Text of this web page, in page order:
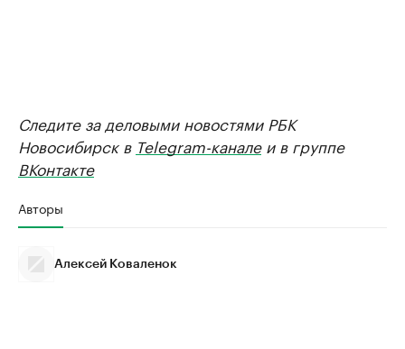
Следите за деловыми новостями РБК
Новосибирск в Telegram-каналеи в группе
ВКонтакте
Авторы
Алексей Коваленок